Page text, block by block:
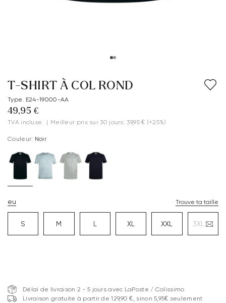
T-SHIRT À COL ROND
Type. E24-19000-AA
49,95 €
TVA incluse. | Meilleur prix sur 30 jours: 39,95 € (+25%)
Couleur: Noir
eu Trouve ta taille
S M L XL XXL 3XL
Délai de livraison 2 - 5 jours avec LaPoste / Colissimo
Livraison gratuite à partir de 129,90 €, sinon 5,95€ seulement